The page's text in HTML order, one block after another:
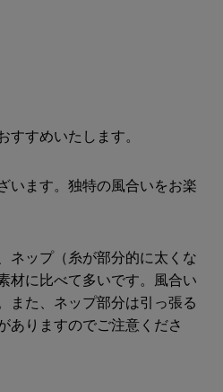
すすめいたします。
います。独特の風合いをお楽
ネップ（糸が部分的に太くな
材に比べて多いです。風合い
また、ネップ部分は引っ張る
ありますのでご注意くださ